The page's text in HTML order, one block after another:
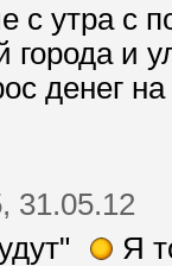
с утра с
города и
денег
31.05.12
Я